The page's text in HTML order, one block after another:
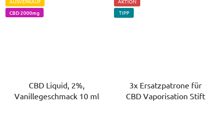
CBD 2000mg
CBD Liquid, 2%,
Vanillegeschmack 10 ml
TIPP
3x Ersatzpatrone für
CBD Vaporisation Stift